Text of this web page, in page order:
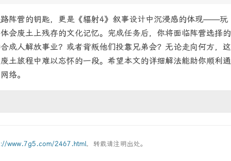
阵营的钥匙，更是《辐射4》叙事设计中沉浸感的体现——玩
会废土上残存的文化记忆。完成任务后，你将面临阵营选择的
成人解放事业？或者背叛他们投靠兄弟会？无论走向何方，这
土旅程中难以忘怀的一段。希望本文的详细解法能助你顺利通
络。
www.7g5.com/2467.html，转载请注明出处。